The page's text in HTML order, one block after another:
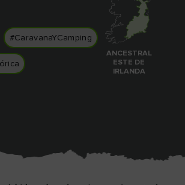
Game of Thrones Studio
Tour
#CaravanaYCamping
ANCESTRAL
ESTE DE
IRLANDA